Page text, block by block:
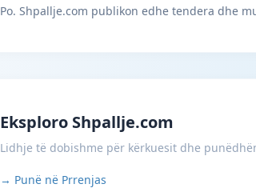
Po. Shpallje.com publikon edhe tendera dhe
Eksploro Shpallje.com
Lidhje të dobishme për kërkuesit dhe
→ Punë në Prrenjas